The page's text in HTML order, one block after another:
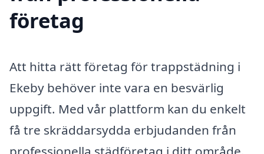
företag
Att hitta rätt företag för trappstädning i
Ekeby behöver inte vara en besvärlig
uppgift. Med vår plattform kan du enkelt
få tre skräddarsydda erbjudanden från